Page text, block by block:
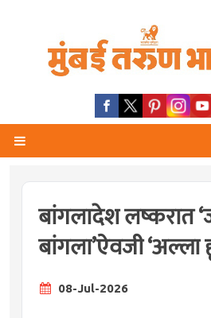
बांगलादेश लष्करात
बांगला’ऐवजी
08-Jul-2026